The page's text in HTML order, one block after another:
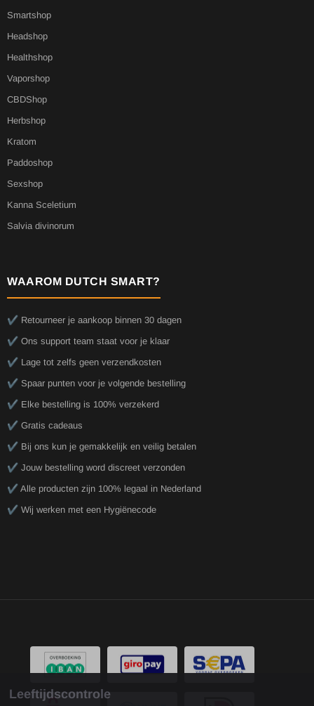
Smartshop
Headshop
Healthshop
Vaporshop
CBDShop
Herbshop
Kratom
Paddoshop
Sexshop
Kanna Sceletium
Salvia divinorum
WAAROM DUTCH SMART?
✔️ Retourneer je aankoop binnen 30 dagen
✔️ Ons support team staat voor je klaar
✔️ Lage tot zelfs geen verzendkosten
✔️ Spaar punten voor je volgende bestelling
✔️ Elke bestelling is 100% verzekerd
✔️ Gratis cadeaus
✔️ Bij ons kun je gemakkelijk en veilig betalen
✔️ Jouw bestelling word discreet verzonden
✔️ Alle producten zijn 100% legaal in Nederland
✔️ Wij werken met een Hygiënecode
Leeftijdscontrole